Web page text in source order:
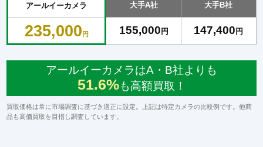
アールイーカメラ
235,000 円
大手A社
155,000円
大手B社
147,400円
アールイーカメラはA・B社よりも
51.6%も高額買取！
買取価格は常に市場調査に基づき適正に設定。上記は特定カメラの比較例です。他商
品も高価買取を目指し調査しています。